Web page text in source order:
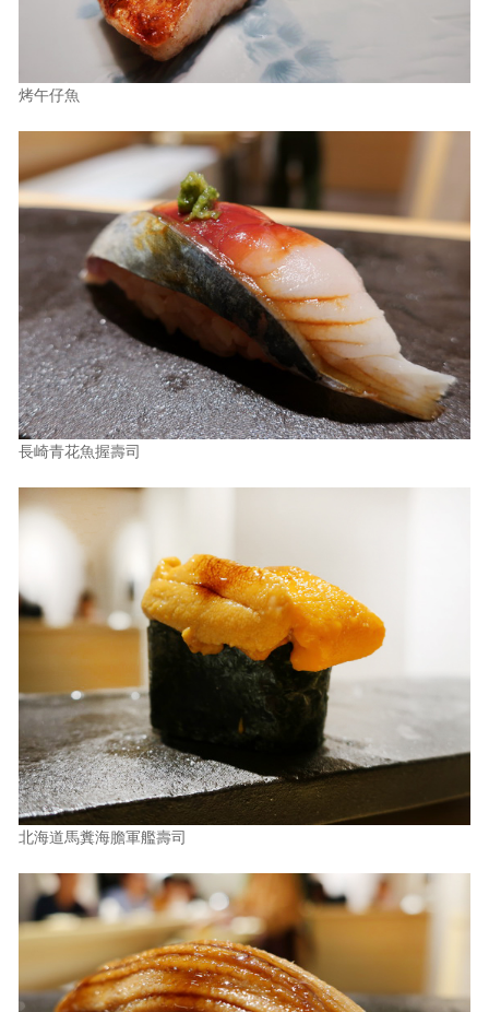
烤午仔魚
長崎青花魚握壽司
北海道馬糞海膽軍艦壽司